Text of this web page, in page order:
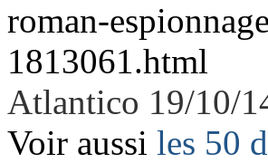
roman-
1813061.html
Atlantico 19/10/
Voir aussi les 50